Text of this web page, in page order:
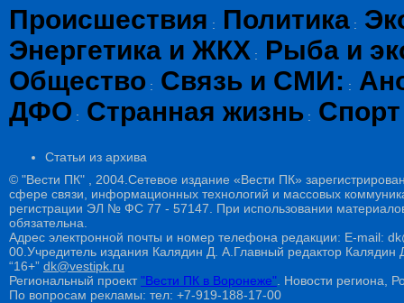
Происшествия : Политика :
Энергетика и ЖКХ :
Рыба и
Общество : Связь и СМИ: :
ДФО : Странная жизнь : Спорт
Статьи из архива
© "Вести ПК" , 2004.Сетевое издание «Вести ПК»
сфере связи, информационных технологий и массовых
регистрации ЭЛ № ФС 77 - 57147. При использовании
обязательна.
Адрес электронной почты и номер телефона редакции: E-mail:
00.Учредитель издания Калядин Д. А.Главный редактор
“16+” dk@vestipk.ru
Региональный проект"Вести ПК в Воронеже" . Новости региона,
По вопросам рекламы: тел: +7-919-188-17-00